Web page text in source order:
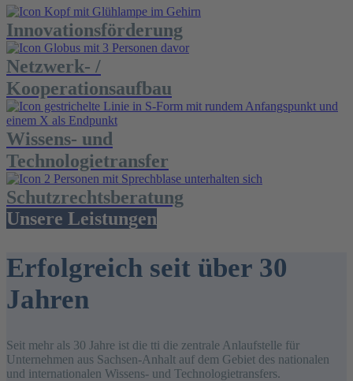
Innovationsförderung
Netzwerk- /
Kooperationsaufbau
Wissens- und
Technologietransfer
Schutzrechtsberatung
Unsere Leistungen
Erfolgreich seit über 30
Jahren
Seit mehr als 30 Jahre ist die tti die zentrale Anlaufstelle für
Unternehmen aus Sachsen-Anhalt auf dem Gebiet des nationalen
und internationalen Wissens- und Technologietransfers.